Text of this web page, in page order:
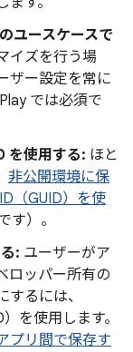
ユースケースで
イズを行う場
ザー設定を常に
では必須で
を使用する: ほと
非公開環境に保
（GUID）を使
す）。
: ユーザーがア
ロッパー所有の
るには、
を使用します。
プリ間で保存す